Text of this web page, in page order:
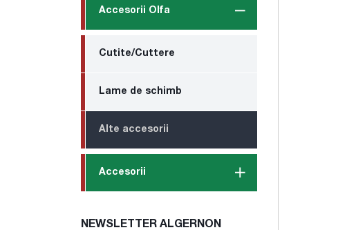
Accesorii Olfa
Cutite/Cuttere
Lame de schimb
Alte accesorii
Accesorii
NEWSLETTER ALGERNON